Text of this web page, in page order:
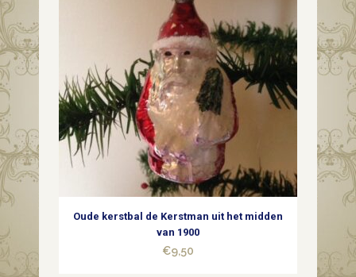
Oude kerstbal de Kerstman uit het midden
van 1900
€9,50